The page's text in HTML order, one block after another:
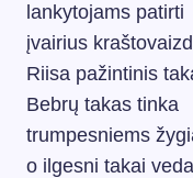
lankytojams patirti
įvairius
Riisa pažintinis
Bebrų takas tinka
trumpesniems
o ilgesni takai